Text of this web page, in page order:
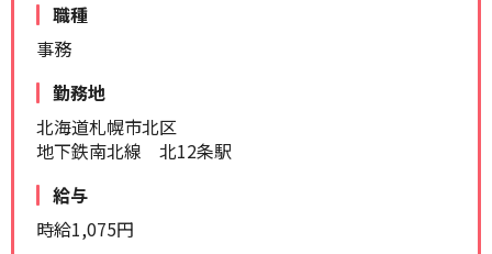
職種
事務
勤務地
北海道札幌市北区
地下鉄南北線 北12条駅
給与
時給1,075円